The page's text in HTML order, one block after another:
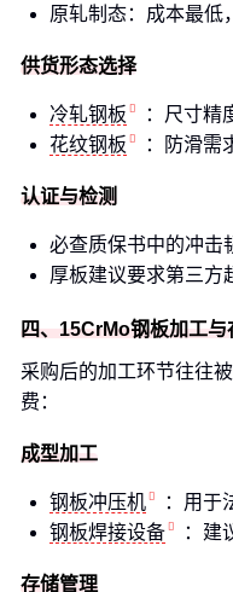
原轧制态：成本最低
供货形态选择
冷轧钢板
：尺寸精
花纹钢板
：防滑需
认证与检测
必查质保书中的冲击
厚板建议要求第三方
四、15CrMo钢板加工与
采购后的加工环节往往
费：
成型加工
钢板冲压机
：用于
钢板焊接设备
：建
存储管理